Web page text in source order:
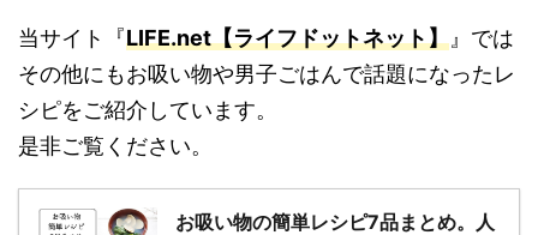
当サイト『LIFE.net【ライフドットネット】 』では
その他にもお吸い物や男子ごはんで話題になったレ
シピをご紹介しています。
是非ご覧ください。
お吸い物の簡単レシピ7品まとめ。人